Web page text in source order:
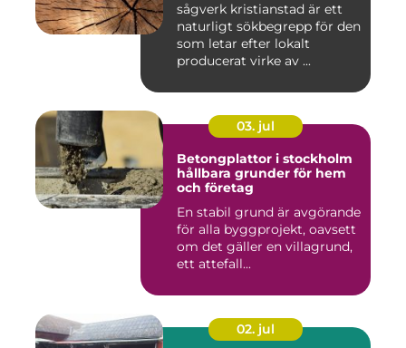
sågverk kristianstad är ett
naturligt sökbegrepp för den
som letar efter lokalt
producerat virke av ...
03. jul
Betongplattor i stockholm
hållbara grunder för hem
och företag
En stabil grund är avgörande
för alla byggprojekt, oavsett
om det gäller en villagrund,
ett attefall...
02. jul